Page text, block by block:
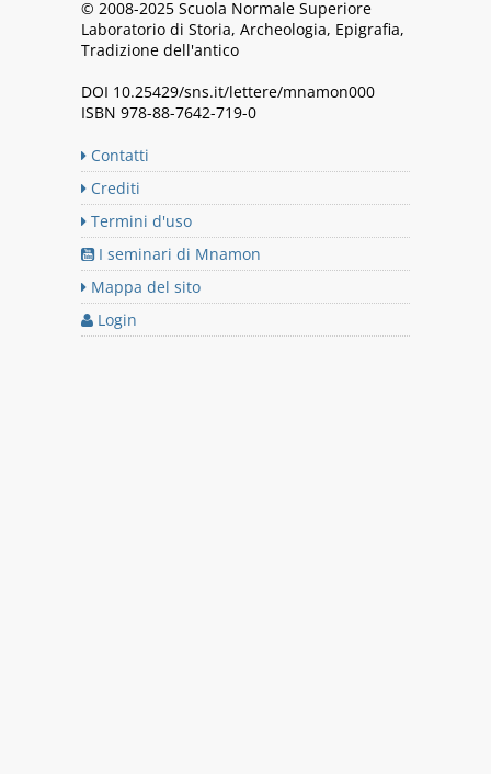
© 2008-2025 Scuola Normale Superiore
Laboratorio di Storia, Archeologia, Epigrafia,
Tradizione dell'antico
DOI 10.25429/sns.it/lettere/mnamon000
ISBN 978-88-7642-719-0
Contatti
Crediti
Termini d'uso
I seminari di Mnamon
Mappa del sito
Login